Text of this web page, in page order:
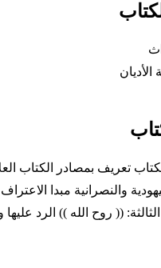
تعريف بمصادر الكتاب
والنصرانية مبدا
(( روح الله )) الرد